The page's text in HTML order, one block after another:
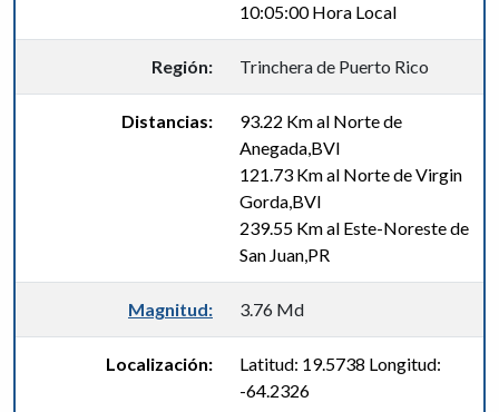
10:05:00 Hora Local
Región: Trinchera de Puerto Rico
Distancias:
93.22 Km al Norte de
Anegada,BVI
121.73 Km al Norte de Virgin
Gorda,BVI
239.55 Km al Este-Noreste de
San Juan,PR
Magnitud: 3.76 Md
Localización:
Latitud: 19.5738 Longitud:
-64.2326